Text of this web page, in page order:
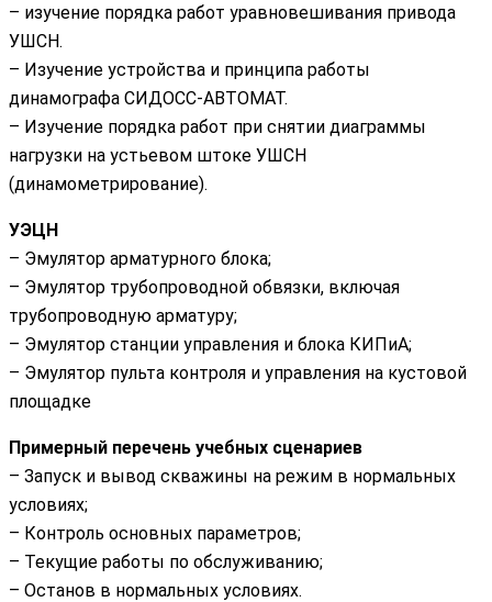
– изучение порядка работ уравновешивания привода
УШCН.
– Изучение устройства и принципа работы
динамографа СИДОСС-АВТОМАТ.
– Изучение порядка работ при снятии диаграммы
нагрузки на устьевом штоке УШCН
(динамометрирование).
УЭЦН
– Эмулятор арматурного блока;
– Эмулятор трубопроводной обвязки, включая
трубопроводную арматуру;
– Эмулятор станции управления и блока КИПиА;
– Эмулятор пульта контроля и управления на кустовой
площадке
Примерный перечень учебных сценариев
– Запуск и вывод скважины на режим в нормальных
условиях;
– Контроль основных параметров;
– Текущие работы по обслуживанию;
– Останов в нормальных условиях.